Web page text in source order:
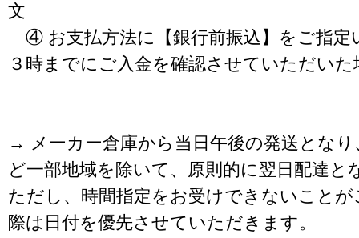
文
④ お支払方法に【銀行前振込】をご指定
３時までにご入金を確認させていただいた
→ メーカー倉庫から当日午後の発送となり
ど一部地域を除いて、原則的に翌日配達と
ただし、時間指定をお受けできないこと
際は日付を優先させていただきます。